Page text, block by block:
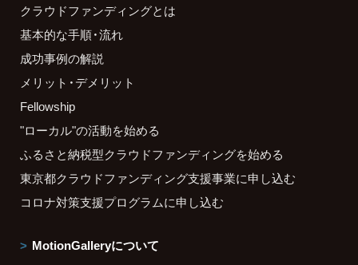
クラウドファンディングとは
基本的な手順・流れ
成功事例の解説
メリット・デメリット
Fellowship
"ローカル"の活動を始める
ふるさと納税型クラウドファンディングを始める
東京都クラウドファンディング支援事業に申し込む
コロナ対策支援プログラムに申し込む
MotionGalleryについて